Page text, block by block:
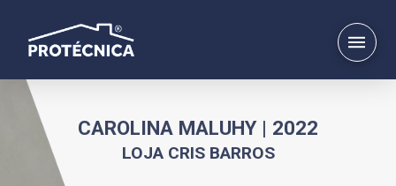
CAROLINA MALUHY | 2022
LOJA CRIS BARROS